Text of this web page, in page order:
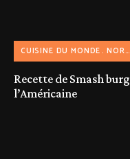
CUISINE DU MONDE NORD AMÉRICAINE
Recette de Smash
l’Américaine